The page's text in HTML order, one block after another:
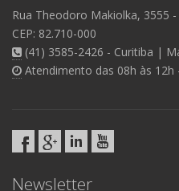
Rua Theodoro Makiolka, 3555
CEP: 82.710-000
(41) 3585-2426 - Curitiba |
Atendimento das 08h às 12h
Newsletter